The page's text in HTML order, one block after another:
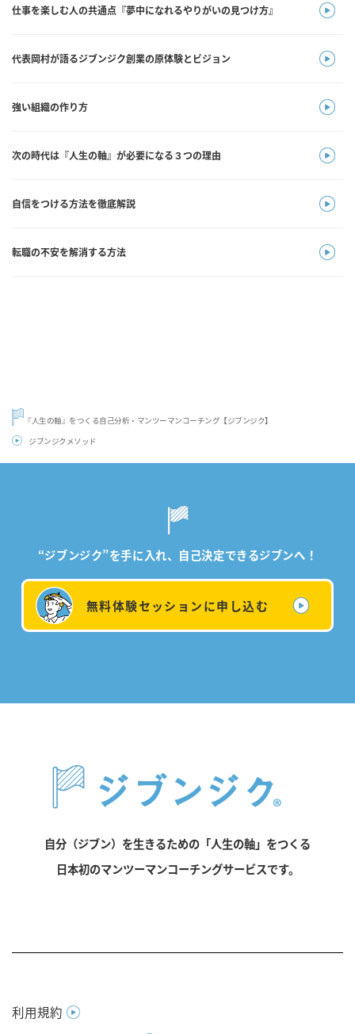
仕事を楽しむ人の共通点『夢中になれるやりがいの見つけ方』
代表岡村が語るジブンジク創業の原体験とビジョン
強い組織の作り方
次の時代は『人生の軸』が必要になる３つの理由
自信をつける方法を徹底解説
転職の不安を解消する方法
『人生の軸』をつくる自己分析・マンツーマンコーチング【ジブンジク】
ジブンジクメソッド
“ジブンジク”を手に入れ、自己決定できるジブンへ！
無料体験セッションに申し込む
自分（ジブン）を生きるための「人生の軸」をつくる
日本初のマンツーマンコーチングサービスです。
利用規約